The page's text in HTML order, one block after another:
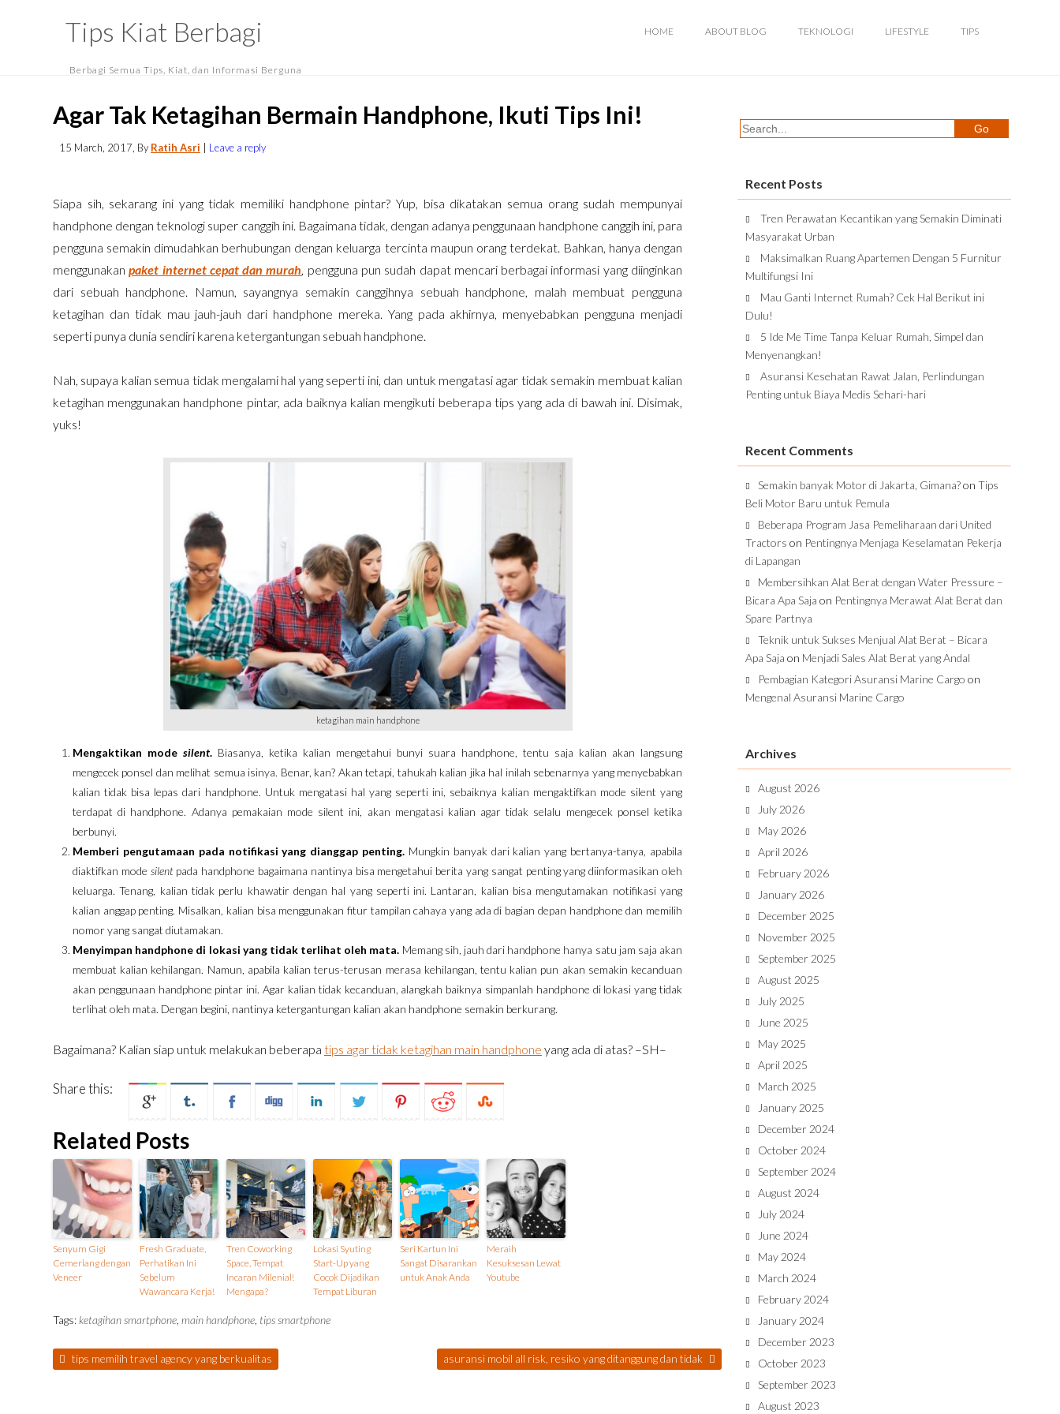
Tips Kiat Berbagi
Berbagi Semua Tips, Kiat, dan Informasi Berguna
HOME ABOUT BLOG TEKNOLOGI LIFESTYLE TIPS
Agar Tak Ketagihan Bermain Handphone, Ikuti Tips Ini!
15 March, 2017 , By Ratih Asri Leave a reply
Siapa sih, sekarang ini yang tidak memiliki handphone pintar? Yup, bisa dikatakan semua orang sudah mempunyai
handphone dengan teknologi super canggih ini. Bagaimana tidak, dengan adanya penggunaan handphone canggih ini, para
pengguna semakin dimudahkan berhubungan dengan keluarga tercinta maupun orang terdekat. Bahkan, hanya dengan
menggunakanpaket internet cepat dan murah, pengguna pun sudah dapat mencari berbagai informasi yang diinginkan
dari sebuah handphone. Namun, sayangnya semakin canggihnya sebuah handphone, malah membuat pengguna
ketagihan dan tidak mau jauh-jauh dari handphone mereka. Yang pada akhirnya, menyebabkan pengguna menjadi
seperti punya dunia sendiri karena ketergantungan sebuah handphone.
Nah, supaya kalian semua tidak mengalami hal yang seperti ini, dan untuk mengatasi agar tidak semakin membuat kalian
ketagihan menggunakan handphone pintar, ada baiknya kalian mengikuti beberapa tips yang ada di bawah ini. Disimak,
yuks!
ketagihan main handphone
Mengaktikan mode silent. Biasanya, ketika kalian mengetahui bunyi suara handphone, tentu saja kalian akan langsung
mengecek ponsel dan melihat semua isinya. Benar, kan? Akan tetapi, tahukah kalian jika hal inilah sebenarnya yang menyebabkan
kalian tidak bisa lepas dari handphone. Untuk mengatasi hal yang seperti ini, sebaiknya kalian mengaktifkan mode silent yang
terdapat di handphone. Adanya pemakaian mode silent ini, akan mengatasi kalian agar tidak selalu mengecek ponsel ketika
berbunyi.
Memberi pengutamaan pada notifikasi yang dianggap penting. Mungkin banyak dari kalian yang bertanya-tanya, apabila
diaktifkan mode silentpada handphone bagaimana nantinya bisa mengetahui berita yang sangat penting yang diinformasikan oleh
keluarga. Tenang, kalian tidak perlu khawatir dengan hal yang seperti ini. Lantaran, kalian bisa mengutamakan notifikasi yang
kalian anggap penting. Misalkan, kalian bisa menggunakan fitur tampilan cahaya yang ada di bagian depan handphone dan memilih
nomor yang sangat diutamakan.
Menyimpan handphone di lokasi yang tidak terlihat oleh mata. Memang sih, jauh dari handphone hanya satu jam saja akan
membuat kalian kehilangan. Namun, apabila kalian terus-terusan merasa kehilangan, tentu kalian pun akan semakin kecanduan
akan penggunaan handphone pintar ini. Agar kalian tidak kecanduan, alangkah baiknya simpanlah handphone di lokasi yang tidak
terlihat oleh mata. Dengan begini, nantinya ketergantungan kalian akan handphone semakin berkurang.
Bagaimana? Kalian siap untuk melakukan beberapa tips agar tidak ketagihan main handphone yang ada di atas? –SH–
Share this:
Related Posts
Senyum Gigi
Cemerlang dengan
Veneer
Fresh Graduate,
Perhatikan Ini
Sebelum
Wawancara Kerja!
Tren Coworking
Space, Tempat
Incaran Milenial!
Mengapa?
Lokasi Syuting
Start-Up yang
Cocok Dijadikan
Tempat Liburan
Seri Kartun Ini
Sangat Disarankan
untuk Anak Anda
Meraih
Kesuksesan Lewat
Youtube
Tags:ketagihan smartphone, main handphone, tips smartphone
asuransi mobil all risk, resiko yang ditanggung dan tidak
tips memilih travel agency yang berkualitas
Recent Posts
Tren Perawatan Kecantikan yang Semakin Diminati
Masyarakat Urban
Maksimalkan Ruang Apartemen Dengan 5 Furnitur
Multifungsi Ini
Mau Ganti Internet Rumah? Cek Hal Berikut ini
Dulu!
5 Ide Me Time Tanpa Keluar Rumah, Simpel dan
Menyenangkan!
Asuransi Kesehatan Rawat Jalan, Perlindungan
Penting untuk Biaya Medis Sehari-hari
Recent Comments
Semakin banyak Motor di Jakarta, Gimana?on Tips
Beli Motor Baru untuk Pemula
Beberapa Program Jasa Pemeliharaan dari United
Tractors on Pentingnya Menjaga Keselamatan Pekerja
di Lapangan
Membersihkan Alat Berat dengan Water Pressure –
Bicara Apa Saja on Pentingnya Merawat Alat Berat dan
Spare Partnya
Teknik untuk Sukses Menjual Alat Berat – Bicara
Apa Saja on Menjadi Sales Alat Berat yang Andal
Pembagian Kategori Asuransi Marine Cargo on
Mengenal Asuransi Marine Cargo
Archives
August 2026
July 2026
May 2026
April 2026
February 2026
January 2026
December 2025
November 2025
September 2025
August 2025
July 2025
June 2025
May 2025
April 2025
March 2025
January 2025
December 2024
October 2024
September 2024
August 2024
July 2024
June 2024
May 2024
March 2024
February 2024
January 2024
December 2023
October 2023
September 2023
August 2023